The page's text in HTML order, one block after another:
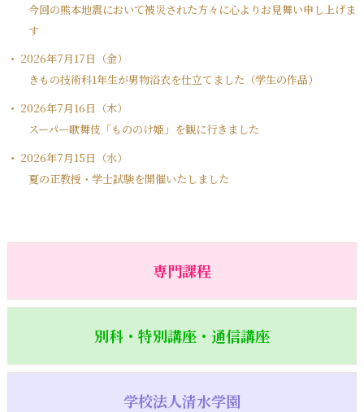
今回の熊本地震において被災された方々に心よりお見舞い申し上げま
す
2026年7月17日（金）
きもの技術科1年生が男物浴衣を仕立てました（学生の作品）
2026年7月16日（木）
スーパー歌舞伎「もののけ姫」を観に行きました
2026年7月15日（水）
夏の正教授・学士試験を開催いたしました
専門課程
別科・特別講座・通信講座
学校法人清水学園